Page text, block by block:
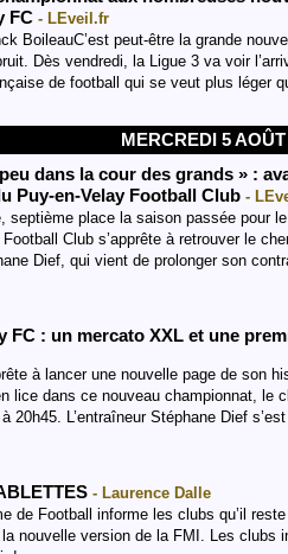
FC - LEveil.fr
BoileauC’est peut-être la grande
Dès vendredi, la Ligue 3 va voir
de football qui se veut plus léger
MERCREDI 5 AOÛT
dans la cour des grands » :
Puy-en-Velay Football Club -
septième place la saison passée pour
Club s’apprête à retrouver le
Dief, qui vient de prolonger son
FC : un mercato XXL et une
à lancer une nouvelle page de son
lice dans ce nouveau championnat, le
20h45. L’entraîneur Stéphane Dief
- Laurence Dalle
de Football informe les clubs qu’il
la nouvelle version de la FMI. Les